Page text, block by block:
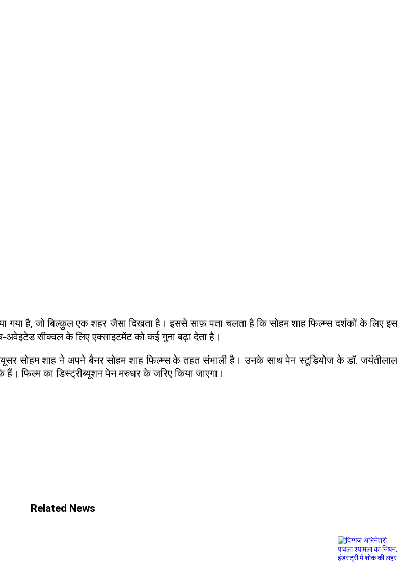
है, जो बिल्कुल एक शहर जैसा दिखता है। इससे साफ़ पता चलता है कि सोहम शाह फिल्म्स दर्शकों के लिए इस
सीक्वल के लिए एक्साइटमेंट को कई गुना बढ़ा देता है।
सोहम शाह ने अपने बैनर सोहम शाह फिल्म्स के तहत संभाली है। उनके साथ पेन स्टूडियोज के डॉ. जयंतीलाल
फिल्म का डिस्ट्रीब्यूशन पेन मरुधर के जरिए किया जाएगा।
Related News